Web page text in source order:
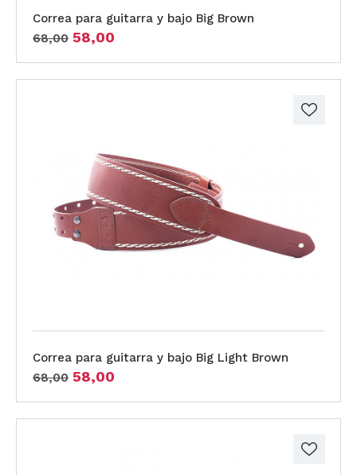
Correa para guitarra y bajo Big Brown
68,00 58,00
Correa para guitarra y bajo Big Light Brown
68,00 58,00